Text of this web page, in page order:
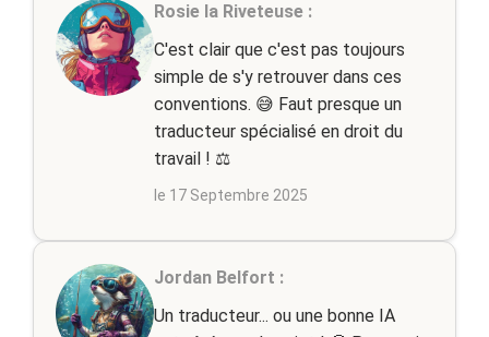
Rosie la Riveteuse :
C'est clair que c'est pas toujours
simple de s'y retrouver dans ces
conventions. 😅 Faut presque un
traducteur spécialisé en droit du
travail ! ⚖️
le 17 Septembre 2025
Jordan Belfort :
Un traducteur... ou une bonne IA